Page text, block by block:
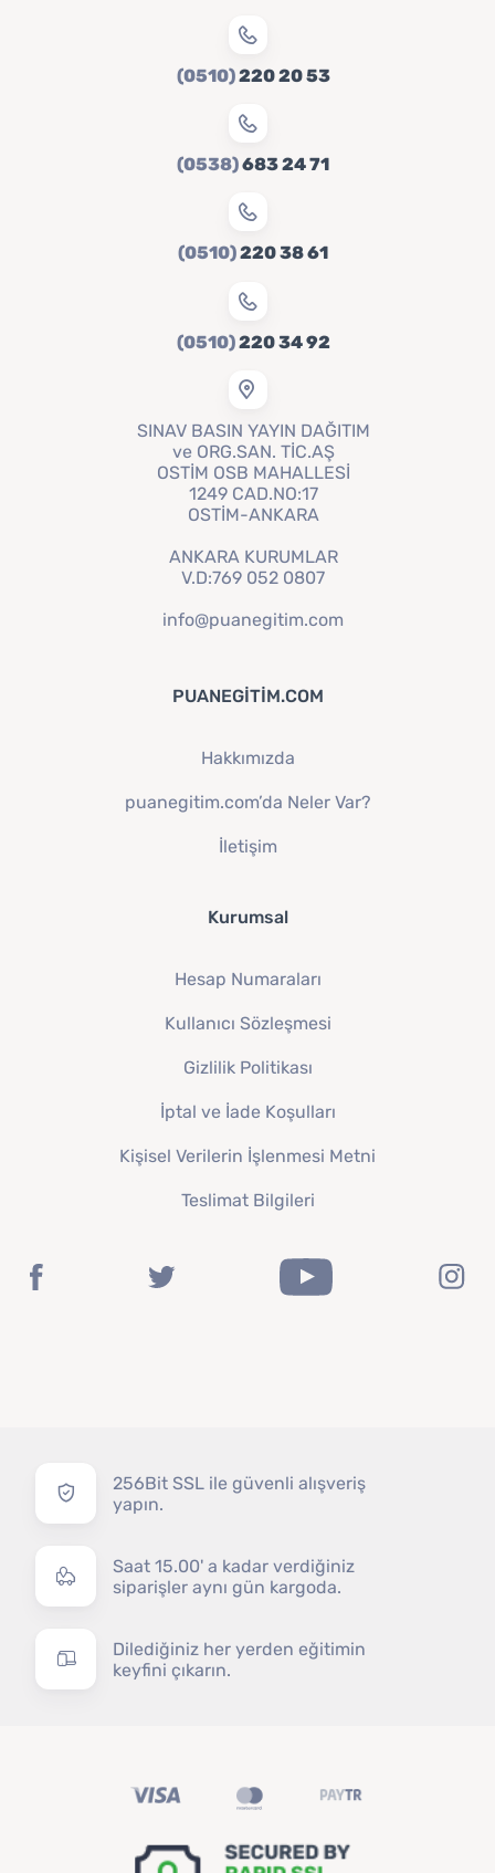
(0510)220 20 53
(0538)683 24 71
(0510)220 38 61
(0510)220 34 92
SINAV BASIN YAYIN DAĞITIM
ve ORG.SAN. TİC.AŞ
OSTİM OSB MAHALLESİ
1249 CAD.NO:17
OSTİM-ANKARA
ANKARA KURUMLAR
V.D:769 052 0807
info@puanegitim.com
PUANEGITIM.COM
Hakkımızda
puanegitim.com’da Neler Var?
İletişim
Kurumsal
Hesap Numaraları
Kullanıcı Sözleşmesi
Gizlilik Politikası
İptal ve İade Koşulları
Kişisel Verilerin İşlenmesi Metni
Teslimat Bilgileri
256Bit SSL ile güvenli alışveriş
yapın.
Saat 15.00' a kadar verdiğiniz
siparişler aynı gün kargoda.
Dilediğiniz her yerden eğitimin
keyfini çıkarın.